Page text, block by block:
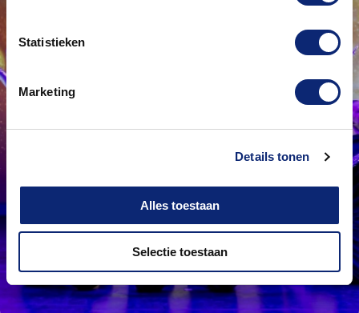
Statistieken
Marketing
Details tonen
Alles toestaan
Selectie toestaan